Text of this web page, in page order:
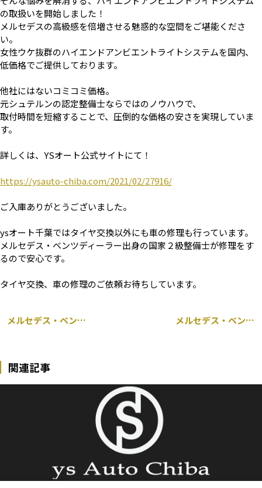
の取扱いを開始しました！
メルセデスの高級感を倍増させる魅惑的な空間をご堪能くださ
い。
女性ウケ抜群のハイエンドアンビエントライトシステムを国内、
低価格でご提供しております。
他社にはないコミコミ価格。
元シュテルンの認定整備士ならではのノウハウで、
取付時間を短縮することで、圧倒的な価格の安さを実現していま
す。
詳しくは、YSオート公式サイトにて！
https://ysauto-chiba.com/2021/02/27916/
ご入庫ありがとうございました。
ysオート千葉ではタイヤ交換以外にも車の修理も行っています。
メルセデス・ベンツディーラー出身の国家２級整備士が修理をす
るので安心です。
タイヤ交換、車の修理のご依頼お待ちしています。
メルセデス・ベンツ W124 ブロアファンモータ 交換 メルセデス・ベンツ E350（W211）カムエンドキャップ交換
関連記事